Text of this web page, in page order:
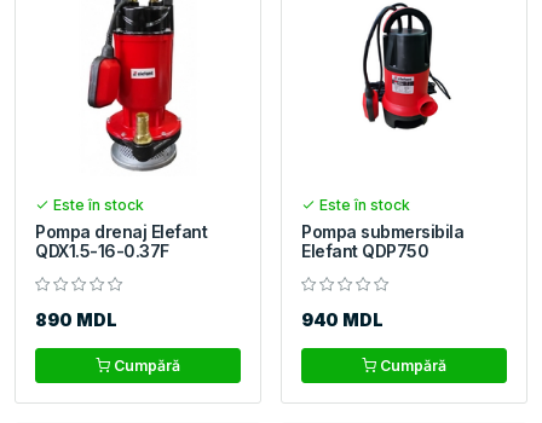
Este în stock
Pompa drenaj Elefant
QDX1.5-16-0.37F
890 MDL
Cumpără
Este în stock
Pompa submersibila
Elefant QDP750
940 MDL
Cumpără